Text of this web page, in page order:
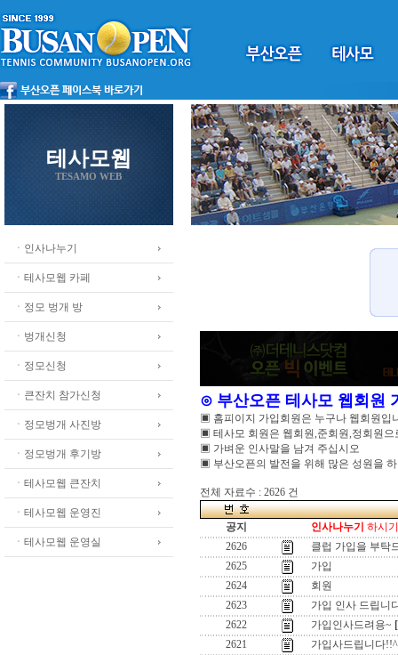
테사모웹
TESAMO WEB
ㆍ인사나누기
ㆍ테사모웹 카페
ㆍ정모 벙개 방
ㆍ벙개신청
ㆍ정모신청
ㆍ큰잔치 참가신청
ㆍ정모벙개 사진방
ㆍ정모벙개 후기방
ㆍ테사모웹 큰잔치
ㆍ테사모웹 운영진
ㆍ테사모웹 운영실
⊙ 부산오픈 테사모 웹회원
▣ 홈피이지 가입회원은 누구나 웹회원입
▣ 테사모 회원은 웹회원,준회원,정회원으
▣ 가벼운 인사말을 남겨 주십시오
▣ 부산오픈의 발전을 위해 많은 성원을
전체 자료수 : 2626 건
공지 인사나누기 하시
2626
클럽 가입을 부탁
2625
가입
2624
회원
2623
가입 인사 드립니
2622
가입인사드려용~
2621
가입사드립니다